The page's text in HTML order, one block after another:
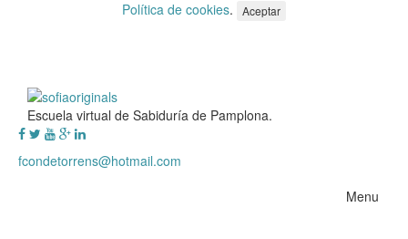
Política de cookies. Aceptar
Escuela virtual de Sabiduría de Pamplona.
fcondetorrens@hotmail.com
Menu